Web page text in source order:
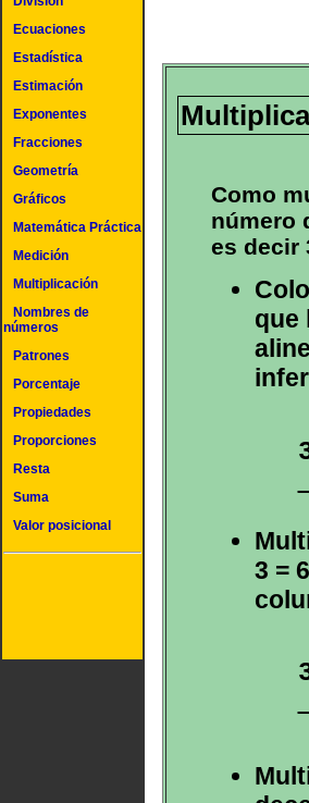
Ecuaciones
Estadística
Estimación
Exponentes
Fracciones
Geometría
Gráficos
Matemática Práctica
Medición
Multiplicación
Nombres de
números
Patrones
Porcentaje
Propiedades
Proporciones
Resta
Suma
Valor posicional
Como
número
es decir
que
3 =